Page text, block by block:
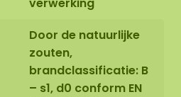
Door de natuurlijke
zouten,
brandclassificatie: B
– s1, d0 conform EN